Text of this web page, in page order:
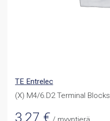
TE Entrelec
(X) M4/6.D2 Terminal Blocks
3,27 €